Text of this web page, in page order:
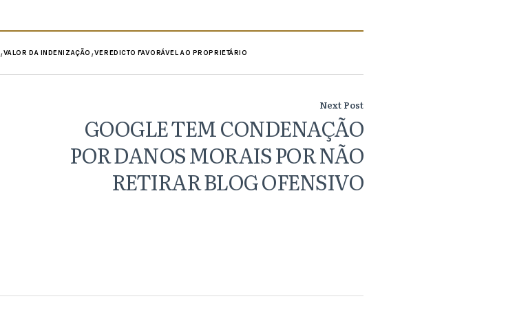
,VALOR DA INDENIZAÇÃO ,VEREDICTO FAVORÁVEL AO PROPRIETÁRIO
Next Post
GOOGLE TEM CONDENAÇÃO
POR DANOS MORAIS POR NÃO
RETIRAR BLOG OFENSIVO